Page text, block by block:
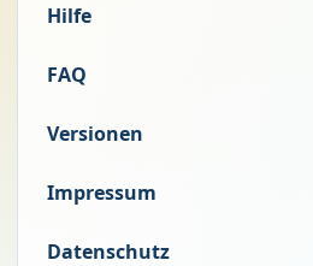
Hilfe
FAQ
Versionen
Impressum
Datenschutz